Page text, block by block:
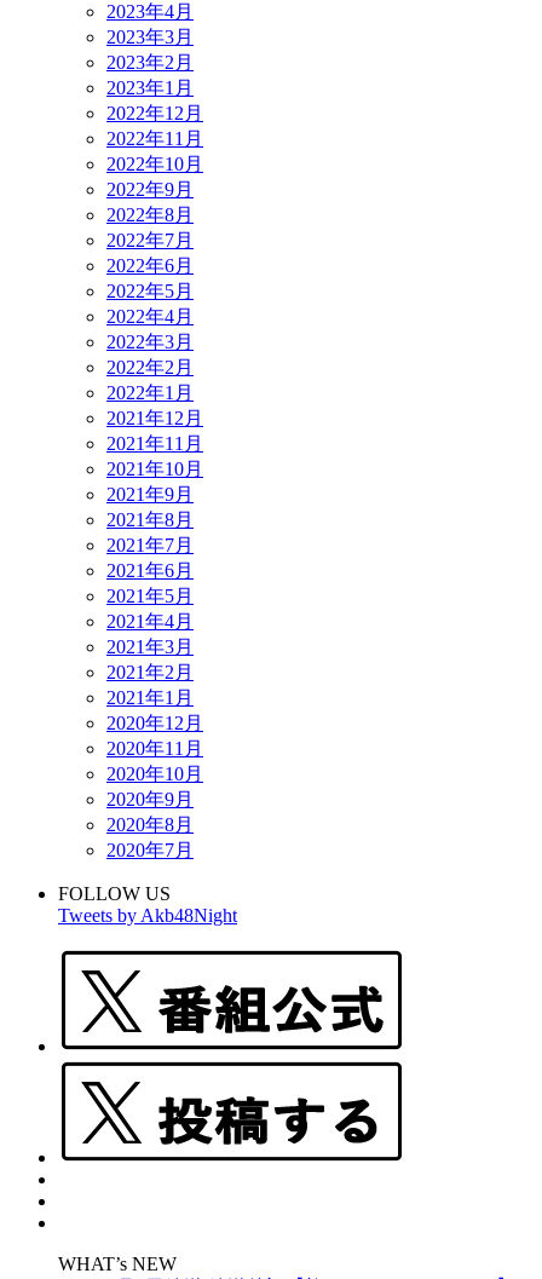
2023年4月
2023年3月
2023年2月
2023年1月
2022年12月
2022年11月
2022年10月
2022年9月
2022年8月
2022年7月
2022年6月
2022年5月
2022年4月
2022年3月
2022年2月
2022年1月
2021年12月
2021年11月
2021年10月
2021年9月
2021年8月
2021年7月
2021年6月
2021年5月
2021年4月
2021年3月
2021年2月
2021年1月
2020年12月
2020年11月
2020年10月
2020年9月
2020年8月
2020年7月
FOLLOW US
Tweets by Akb48Night
WHAT’s NEW